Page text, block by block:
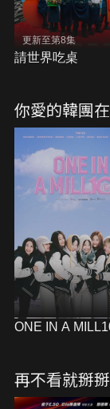
更新至第8集
請世界吃桌
你愛的韓團
ONE IN A
再不看就掰